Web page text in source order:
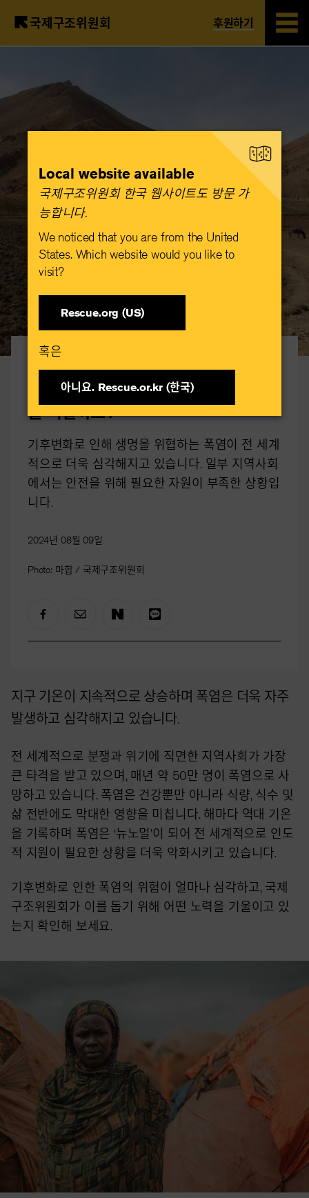
main
국제구조위원회 후원하기
기후위기
폭염이란 무엇이며 누구에게 어떤 영향
을 미칠까요?
기후변화로 인해 생명을 위협하는 폭염이 전 세계
적으로 더욱 심각해지고 있습니다. 일부 지역사회
에서는 안전을 위해 필요한 자원이 부족한 상황입
니다.
2024년 08월 09일
Photo: 마합 / 국제구조위원회
지구 기온이 지속적으로 상승하며 폭염은 더욱 자주
발생하고 심각해지고 있습니다.
전 세계적으로 분쟁과 위기에 직면한 지역사회가 가장
큰 타격을 받고 있으며, 매년 약 50만 명이 폭염으로 사
망하고 있습니다. 폭염은 건강뿐만 아니라 식량, 식수 및
삶 전반에도 막대한 영향을 미칩니다. 해마다 역대 기온
을 기록하며 폭염은 ‘뉴노멀’이 되어 전 세계적으로 인도
적 지원이 필요한 상황을 더욱 악화시키고 있습니다.
기후변화로 인한 폭염의 위험이 얼마나 심각하고, 국제
구조위원회가 이를 돕기 위해 어떤 노력을 기울이고 있
는지 확인해 보세요.
Local website available
국제구조위원회 한국 웹사이트도 방문 가
능합니다.​
We noticed that you are from the United
States. Which website would you like to
visit?
Rescue.org (US)
혹은​
아니요. Rescue.or.kr (한국)​